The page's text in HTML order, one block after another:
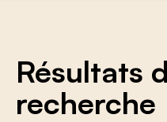
Résultats
recherche